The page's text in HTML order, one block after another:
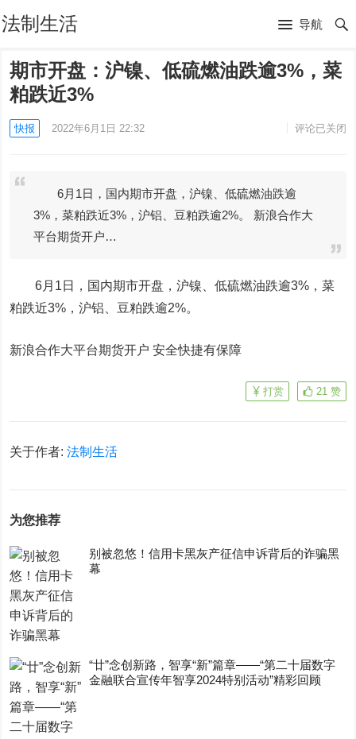
法制生活 导航
期市开盘：沪镍、低硫燃油跌逾3%，菜
粕跌近3%
快报 2022年6月1日 22:32 评论已关闭
6月1日，国内期市开盘，沪镍、低硫燃油跌逾
3%，菜粕跌近3%，沪铝、豆粕跌逾2%。 新浪合作大
平台期货开户…
6月1日，国内期市开盘，沪镍 、低硫燃油跌逾3%，菜
粕跌近3%，沪铝 豆粕跌逾2%。
新浪合作大平台期货开户 安全快捷有保障
21 赞
打赏
关于作者:法制生活
为您推荐
别被忽悠！信用卡黑灰产征信申诉背后的诈骗黑
幕
“廿”念创新路，智享“新”篇章——“第二十届数字
金融联合宣传年智享2024特别活动”精彩回顾